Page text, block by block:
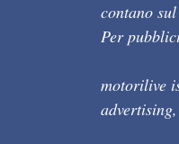
contano
Per
motorilive